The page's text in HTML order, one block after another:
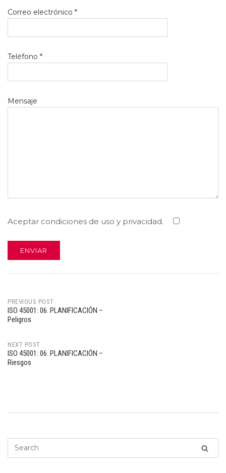
Correo electrónico *
Teléfono *
Mensaje
Aceptar condiciones de uso y privacidad.
Post
navigation
PREVIOUS POST
ISO 45001: 06. PLANIFICACIÓN –
Peligros
NEXT POST
ISO 45001: 06. PLANIFICACIÓN –
Riesgos